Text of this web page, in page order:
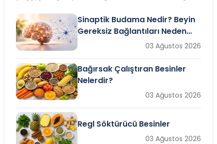
yatak takımlarının uygun koşullarda
temizlenmesi ve yeniden bulaşmanın önlenmesi
gerekir. Eksik ya da hatalı uygulamalar,
hastalığın haftalarca veya aylarca devam ettiği
düşüncesine neden olabilir.
Sinaptik Budama Nedir? Beyin
Gereksiz Bağlantıları Neden
03 Ağustos 2026
Bağırsak Çalıştıran Besinler
Nelerdir?
03 Ağustos 2026
Regl Söktürücü Besinler
03 Ağustos 2026